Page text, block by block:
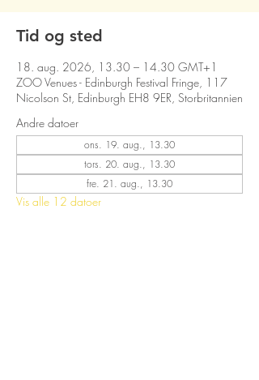
Tid og sted
18. aug. 2026, 13.30 – 14.30 GMT+1
ZOO Venues - Edinburgh Festival Fringe, 117
Nicolson St, Edinburgh EH8 9ER, Storbritannien
Andre datoer
ons. 19. aug., 13.30
tors. 20. aug., 13.30
fre. 21. aug., 13.30
Vis alle 12 datoer